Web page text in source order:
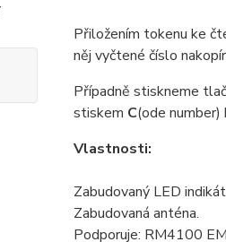
Přiložením tokenu ke
něj vyčtené číslo
Případně stiskneme
stiskem C(ode
Vlastnosti:
Zabudovaný LED
Zabudovaná anténa.
Podporuje: RM4100